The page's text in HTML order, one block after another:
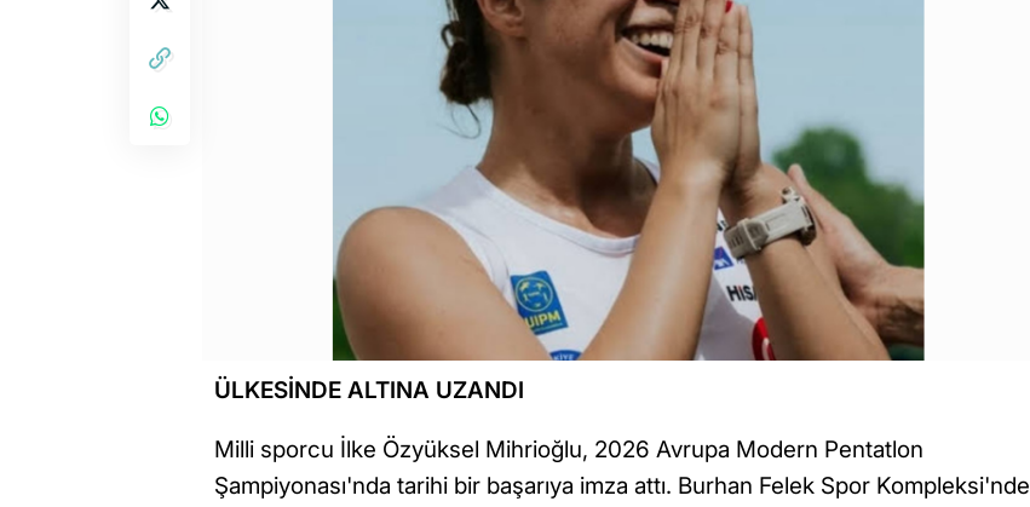
ÜLKESİNDE ALTINA UZANDI
Milli sporcu İlke Özyüksel Mihrioğlu, 2026 Avrupa Modern Pentatlon
Şampiyonası'nda tarihi bir başarıya imza attı. Burhan Felek Spor Kompleksi'nde